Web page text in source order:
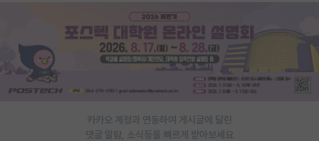
커리어
유학교육
반도체 아카데미
카카오 계정과 연동하여 게시글에 달린
댓글 알람, 소식등을 빠르게 받아보세요